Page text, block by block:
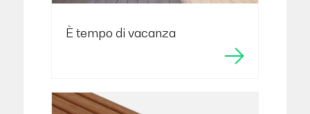
È tempo di vacanza